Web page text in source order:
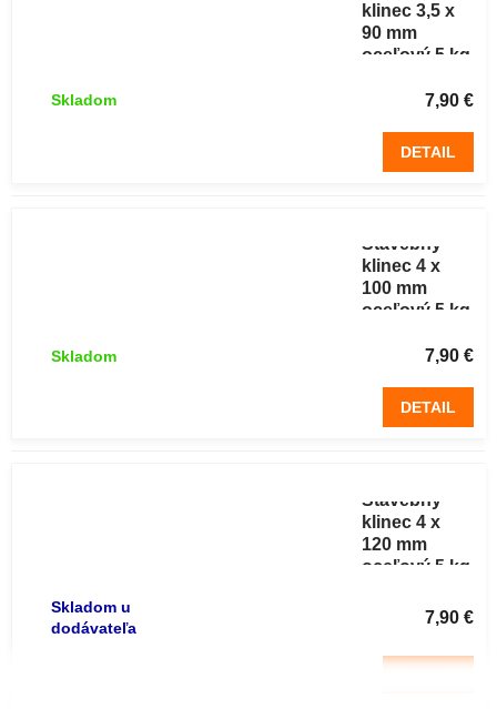
klinec 3,5 x
90 mm
oceľový 5 kg
7,90 €
Skladom
DETAIL
Stavebný
klinec 4 x
100 mm
oceľový 5 kg
7,90 €
Skladom
DETAIL
Stavebný
klinec 4 x
120 mm
oceľový 5 kg
7,90 €
Skladom u
dodávateľa